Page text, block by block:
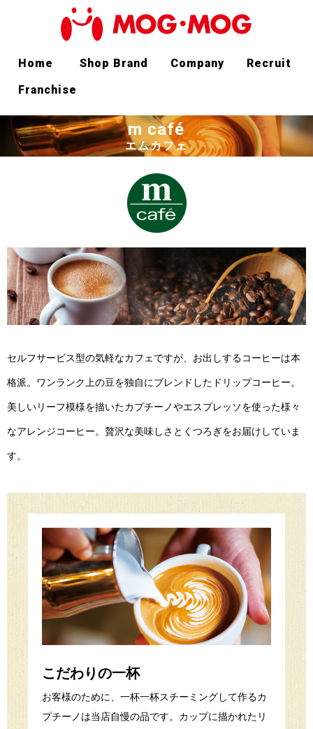
Home Shop Brand Company
Recruit
Franchise
m café
エムカフェ
セルフサービス型の気軽なカフェですが、お出しするコーヒーは本
格派。ワンランク上の豆を独自にブレンドしたドリップコーヒー。
美しいリーフ模様を描いたカプチーノやエスプレッソを使った様々
なアレンジコーヒー。贅沢な美味しさとくつろぎをお届けしていま
す。
こだわりの一杯
お客様のために、一杯一杯スチーミングして作るカ
プチーノは当店自慢の品です。カップに描かれたリ